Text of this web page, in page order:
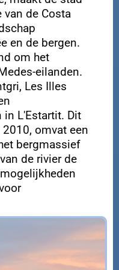
van de Costa
en de bergen.
om het
eilanden.
Les Illes
in L'Estartit. Dit
omvat een
bergmassief
de rivier de